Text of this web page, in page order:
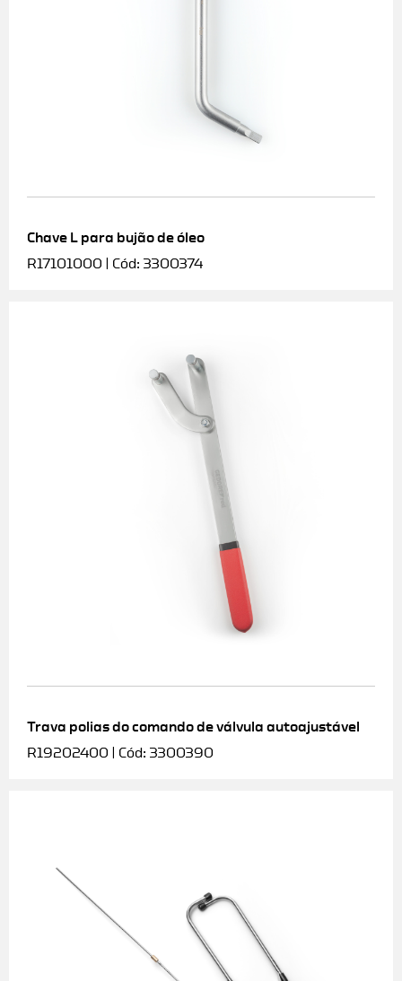
Chave L para bujão de óleo
R17101000 | Cód: 3300374
Trava polias do comando de válvula autoajustável
R19202400 | Cód: 3300390